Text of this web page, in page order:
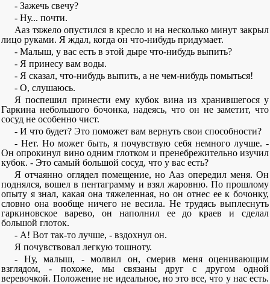
- Зажечь свечу?
- Ну... почти.
Ааз тяжело опустился в кресло и на несколько минут закрыл
лицо руками. Я ждал, когда он что-нибудь придумает.
- Малыш, у вас есть в этой дыре что-нибудь выпить?
- Я принесу вам воды.
- Я сказал, что-нибудь выпить, а не чем-нибудь помыться!
- О, слушаюсь.
Я поспешил принести ему кубок вина из хранившегося у
Гаркина небольшого бочонка, надеясь, что он не заметит, что
сосуд не особенно чист.
- И что будет? Это поможет вам вернуть свои способности?
- Нет. Но может быть, я почувствую себя немного лучше. -
Он опрокинул вино одним глотком и пренебрежительно изучил
кубок. - Это самый большой сосуд, что у вас есть?
Я отчаянно оглядел помещение, но Ааз опередил меня. Он
поднялся, вошел в пентаграмму и взял жаровню. По прошлому
опыту я знал, какая она тяжеленная, но он отнес ее к бочонку,
словно она вообще ничего не весила. Не трудясь выплеснуть
гаркиновское варево, он наполнил ее до краев и сделал
большой глоток.
- А! Вот так-то лучше, - вздохнул он.
Я почувствовал легкую тошноту.
- Ну, малыш, - молвил он, смерив меня оценивающим
взглядом, - похоже, мы связаны друг с другом одной
веревочкой. Положение не идеальное, но это все, что у нас есть.